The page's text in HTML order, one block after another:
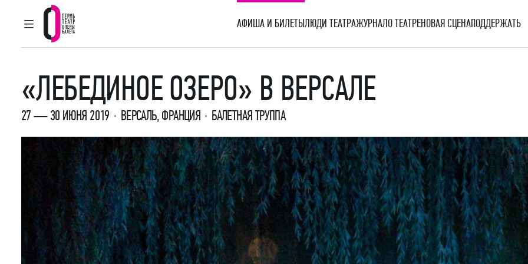
ГЛАВНОЕ МЕНЮ
Пермский театр оперы и балета
АФИША И БИЛЕТЫЛЮДИ ТЕАТРАЖУРНАЛО ТЕАТРЕНОВАЯ СЦЕНАПОДДЕРЖАТЬ
«ЛЕБЕДИНОЕ ОЗЕРО» В ВЕРСАЛЕ
27 — 30 ИЮНЯ 2019 ВЕРСАЛЬ, ФРАНЦИЯ БАЛЕТНАЯ ТРУППА